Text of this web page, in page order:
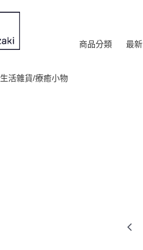
商品分類 最
生活雜貨/療癒小物